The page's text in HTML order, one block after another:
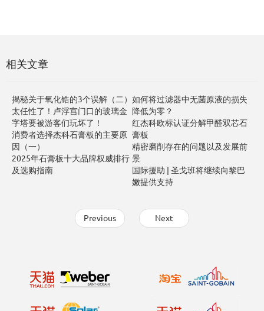
相关文章
揭秘关于氧化锆的3个误解（二）
太任性了！卢浮宫门口的玻璃金
字塔要被游客们玩坏了！
消费者选择杰科石膏板的主要原
因（一）
2025年石膏板十大品牌权威排行
及选购指南
如何将过滤器中无菌原液的损失
降低为零？
红杰科欧标认证分解甲醛双芯石
膏板
精密磨削存在的问题以及发展前
景
国际援助 | 圣戈班将继续向黎巴
嫩提供支持
Previous Next